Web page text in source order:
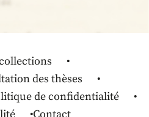
des thèses
de confidentialité